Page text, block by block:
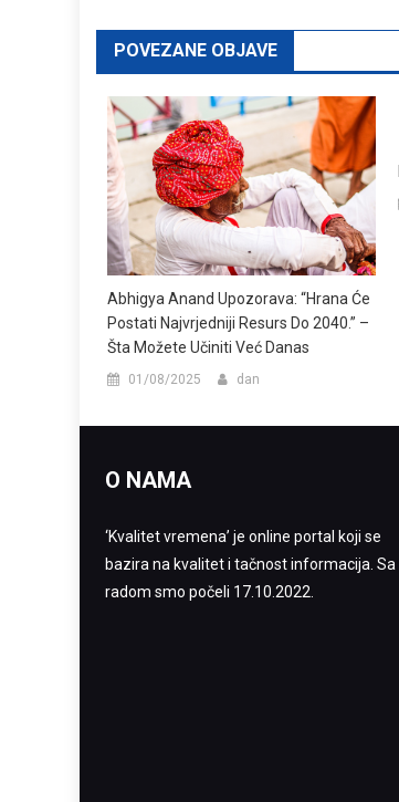
POVEZANE OBJAVE
Abhigya Anand Upozorava: “Hrana Će
Postati Najvrjedniji Resurs Do 2040.” –
Šta Možete Učiniti Već Danas
01/08/2025 dan
O NAMA
‘Kvalitet vremena’ je online portal koji se
bazira na kvalitet i tačnost informacija. Sa
radom smo počeli 17.10.2022.